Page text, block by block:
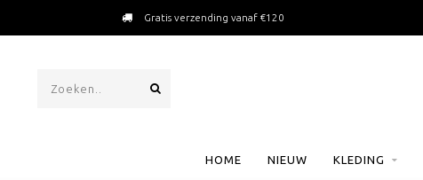
Gratis verzending vanaf €120
HOME NIEUW KLEDING